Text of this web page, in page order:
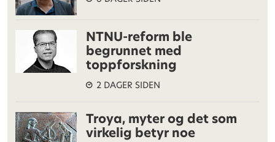
NTNU-reform ble
begrunnet med
toppforskning
2 DAGER SIDEN
Troya, myter og det som
virkelig betyr noe